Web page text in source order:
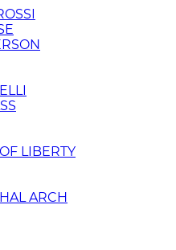
LIBERTY
ARCH